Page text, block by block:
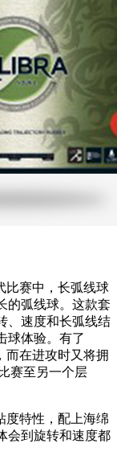
比赛中，长弧线球
的弧线球。这款套
、速度和长弧线结
球体验。有了
而在进攻时又将拥
赛至另一个层
度特性，配上海绵
会到旋转和速度都